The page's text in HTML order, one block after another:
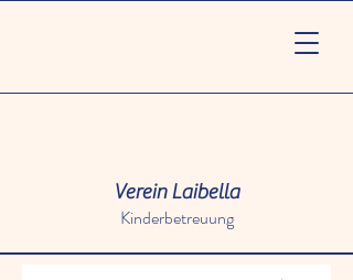
Verein Laibella
Kinderbetreuung